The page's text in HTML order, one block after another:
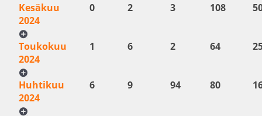
Kesäkuu
2024
0 2 3 108
Toukokuu
2024
1 6 2 64
Huhtikuu
2024
6 9 94 80